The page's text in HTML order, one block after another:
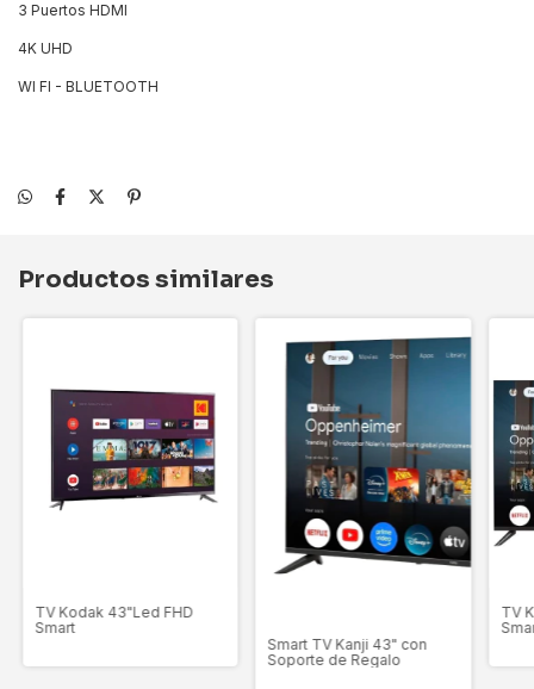
3 Puertos HDMI
4K UHD
WI FI - BLUETOOTH
Productos similares
TV Kodak 43"Led FHD
Smart
Smart TV Kanji 43" con
Soporte de Regalo
TV